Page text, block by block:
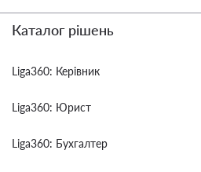
Каталог рішень
Liga360: Керівник
Liga360: Юрист
Liga360: Бухгалтер